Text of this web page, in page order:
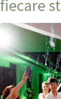
fiecare